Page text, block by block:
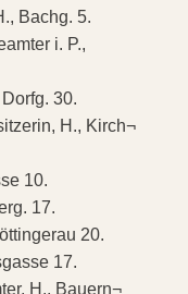
Bachg. 5.
i. P.,
30.
H., Kirch¬
10.
17.
20.
17.
H., Bauern¬